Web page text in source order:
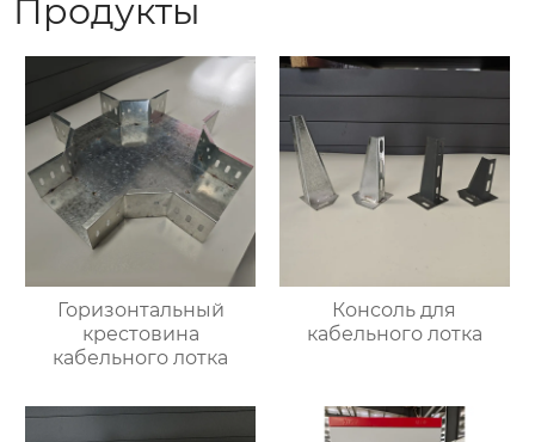
Продукты
Горизонтальный
крестовина
кабельного лотка
Консоль для
кабельного лотка